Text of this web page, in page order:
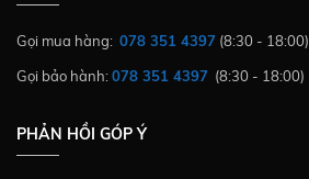
Gọi mua hàng: 078 351 4397 (8:30 - 18:00)
Gọi bảo hành:078 351 4397 (8:30 - 18:00)
PHẢN HỒI GÓP Ý